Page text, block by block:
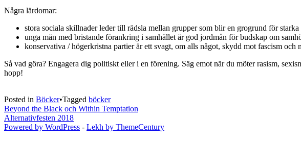
Några lärdomar:
stora sociala skillnader leder till rädsla mellan grupper som blir en grogrund för
unga män med bristande förankring i samhället är god jordmån för budskap om
konservativa / högerkristna partier är ett svagt, om alls något, skydd mot fascism och
Så vad göra? Engagera dig politiskt eller i en förening. Säg emot när du möter rasism,
hopp!
Posted in Böcker•Tagged böcker
Inläggsnavigering
Beyond the Black och Within Temptation
Alternativfesten 2018
Powered by WordPress - Lekh by ThemeCentury